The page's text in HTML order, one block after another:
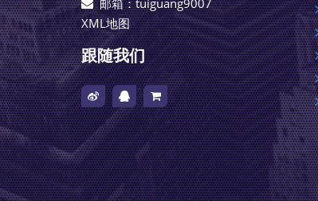
邮箱：tuiguang9007
XML地图
跟随我们